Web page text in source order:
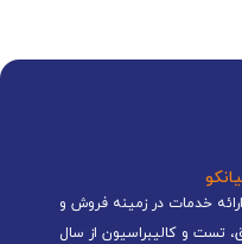
خدمات در زمینه فروش و
تست و کالیبراسیون از سال